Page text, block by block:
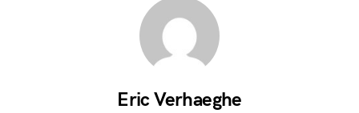
Eric Verhaeghe